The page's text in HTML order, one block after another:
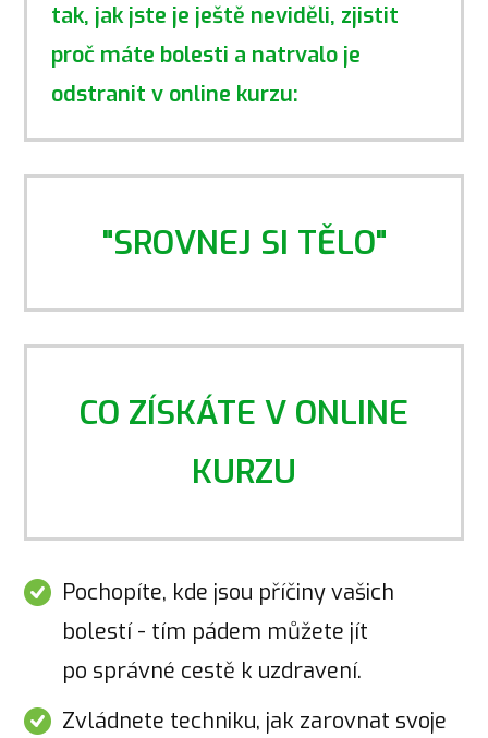
tak, jak jste je ještě neviděli, zjistit
proč máte bolesti a natrvalo je
odstranit v online kurzu:
"SROVNEJ SI TĚLO"
CO ZÍSKÁTE V ONLINE
KURZU
Pochopíte, kde jsou příčiny vašich
bolestí - tím pádem můžete jít
po správné cestě k uzdravení.
Zvládnete techniku, jak zarovnat svoje